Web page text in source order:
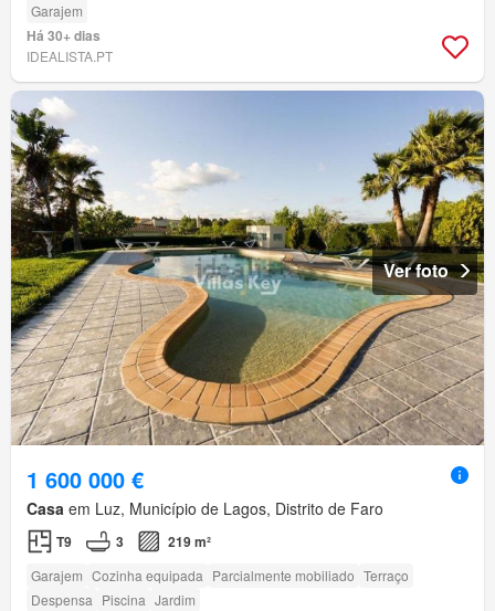
Garajem
Há 30+ dias
IDEALISTA.PT
Ver foto
1 600 000 €
Casa em Luz, Município de Lagos, Distrito de Faro
T9 3 219 m²
Garajem Cozinha equipada Parcialmente mobiliado Terraço
Despensa Piscina Jardim